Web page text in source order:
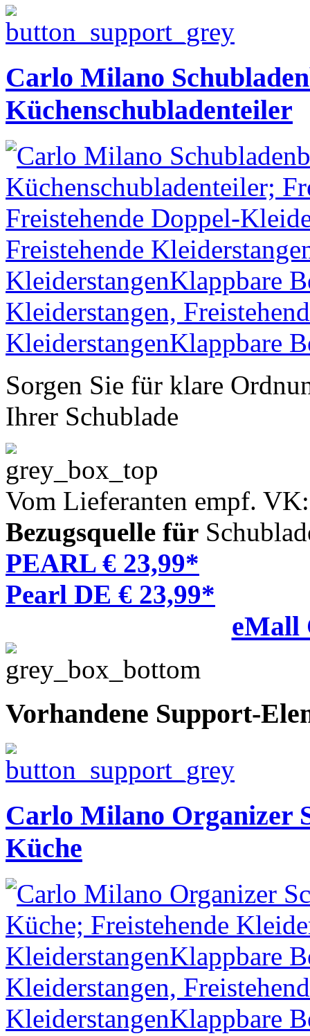
Carlo Milano
Küchenschubladenteiler
Sorgen Sie für klare
Ihrer Schublade
Vom Lieferanten empf.
Bezugsquelle für
PEARL € 23,99*
Pearl DE € 23,99*
eMall
Vorhandene Support-
Carlo Milano Organizer
Küche